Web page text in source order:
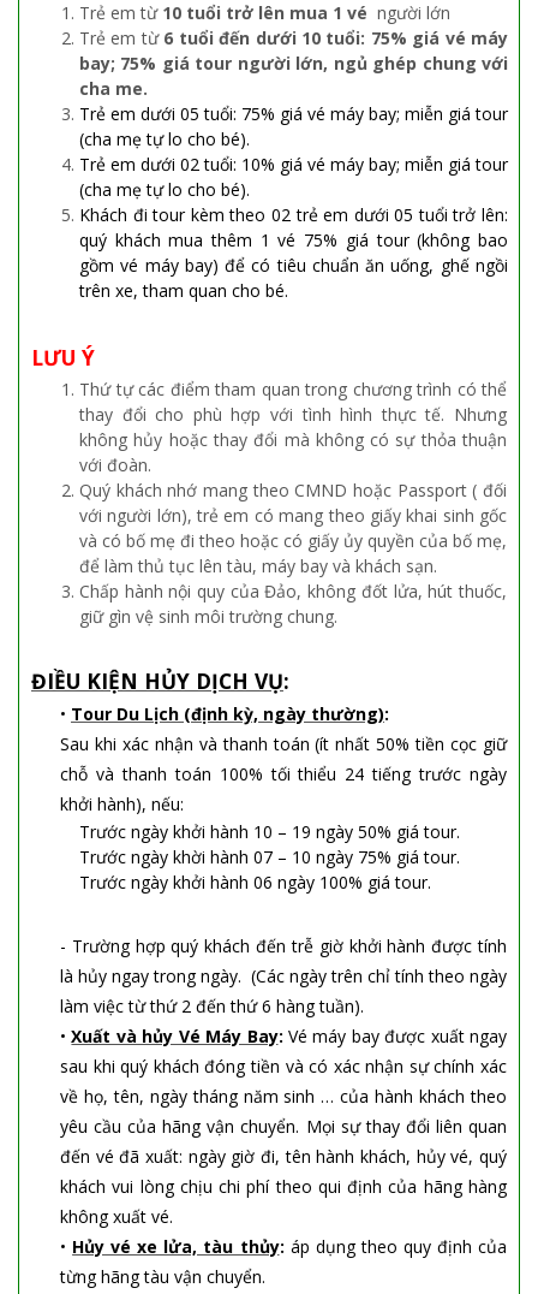
Trẻ em từ 10 tuổi trở lên mua 1 vé người lớn
Trẻ em từ 6 tuổi đến dưới 10 tuổi: 75% giá vé máy
bay; 75% giá tour người lớn, ngủ ghép chung với
cha me.
Trẻ em dưới 05 tuổi: 75% giá vé máy bay; miễn giá tour
(cha mẹ tự lo cho bé).
Trẻ em dưới 02 tuổi: 10% giá vé máy bay; miễn giá tour
(cha mẹ tự lo cho bé).
Khách đi tour kèm theo 02 trẻ em dưới 05 tuổi trở lên:
quý khách mua thêm 1 vé 75% giá tour (không bao
gồm vé máy bay) để có tiêu chuẩn ăn uống, ghế ngồi
trên xe, tham quan cho bé.
LƯU Ý
Thứ tự các điểm tham quan trong chương trình có thể
thay đổi cho phù hợp với tình hình thực tế. Nhưng
không hủy hoặc thay đổi mà không có sự thỏa thuận
với đoàn.
Quý khách nhớ mang theo CMND hoặc Passport ( đối
với người lớn), trẻ em có mang theo giấy khai sinh gốc
và có bố mẹ đi theo hoặc có giấy ủy quyền của bố mẹ,
để làm thủ tục lên tàu, máy bay và khách sạn.
Chấp hành nội quy của Đảo, không đốt lửa, hút thuốc,
giữ gìn vệ sinh môi trường chung.
ĐIỀU KIỆN HỦY DỊCH VỤ:
• Tour Du Lịch (định kỳ, ngày thường):
Sau khi xác nhận và thanh toán (ít nhất 50% tiền cọc giữ
chỗ và thanh toán 100% tối thiểu 24 tiếng trước ngày
khởi hành), nếu:
Trước ngày khởi hành 10 – 19 ngày 50% giá tour.
Trước ngày khời hành 07 – 10 ngày 75% giá tour.
Trước ngày khởi hành 06 ngày 100% giá tour.
- Trường hợp quý khách đến trễ giờ khởi hành được tính
là hủy ngay trong ngày. (Các ngày trên chỉ tính theo ngày
làm việc từ thứ 2 đến thứ 6 hàng tuần).
•Xuất và hủy Vé Máy Bay: Vé máy bay được xuất ngay
sau khi quý khách đóng tiền và có xác nhận sự chính xác
về họ, tên, ngày tháng năm sinh … của hành khách theo
yêu cầu của hãng vận chuyển. Mọi sự thay đổi liên quan
đến vé đã xuất: ngày giờ đi, tên hành khách, hủy vé, quý
khách vui lòng chịu chi phí theo qui định của hãng hàng
không xuất vé.
• Hủy vé xe lửa, tàu thủy: áp dụng theo quy định của
từng hãng tàu vận chuyển.